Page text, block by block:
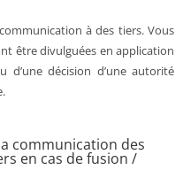
à des tiers. Vous
être divulguées en application
d’une décision d’une autorité
communication des
en cas de fusion /